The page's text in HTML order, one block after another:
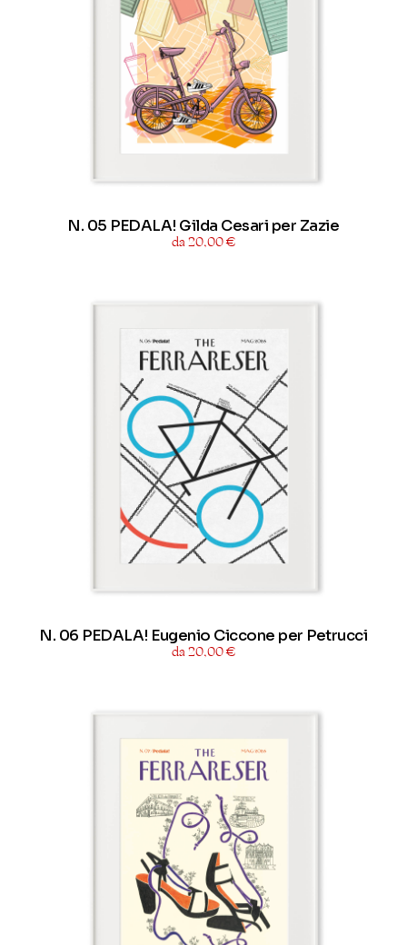
N. 05 PEDALA! Gilda Cesari per Zazie
da 20,00 €
N. 06 PEDALA! Eugenio Ciccone per Petrucci
da 20,00 €